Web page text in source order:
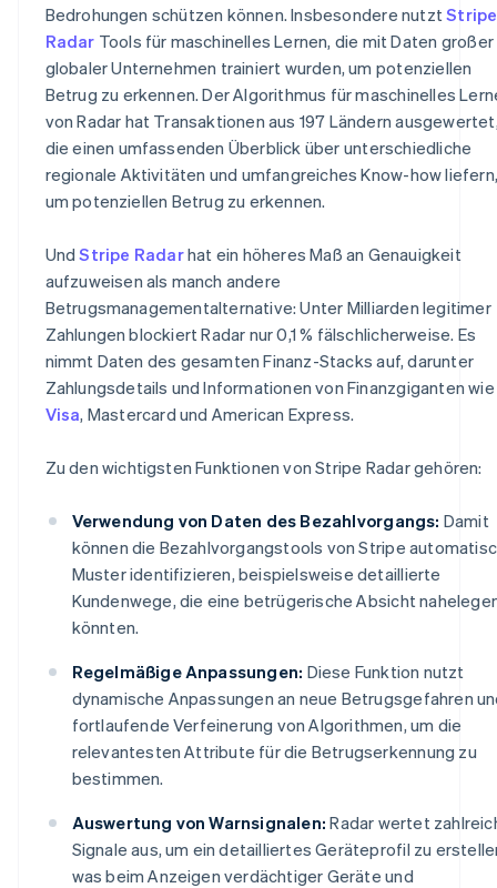
Bedrohungen schützen können. Insbesondere nutztStripe
Radar Tools für maschinelles Lernen, die mit Daten großer
globaler Unternehmen trainiert wurden, um potenziellen
Betrug zu erkennen. Der Algorithmus für maschinelles
von Radar hat Transaktionen aus 197 Ländern
die einen umfassenden Überblick über unterschiedliche
regionale Aktivitäten und umfangreiches Know-how liefern,
um potenziellen Betrug zu erkennen.
UndStripe Radarhat ein höheres Maß an Genauigkeit
aufzuweisen als manch andere
Betrugsmanagementalternative: Unter Milliarden legitimer
Zahlungen blockiert Radar nur 0,1 % fälschlicherweise. Es
nimmt Daten des gesamten Finanz-Stacks auf, darunter
Zahlungsdetails und Informationen von Finanzgiganten wie
Visa, Mastercard und American Express.
Zu den wichtigsten Funktionen von Stripe Radar gehören:
Verwendung von Daten des Bezahlvorgangs: Damit
können die Bezahlvorgangstools von Stripe
Muster identifizieren, beispielsweise detaillierte
Kundenwege, die eine betrügerische Absicht
könnten.
Regelmäßige Anpassungen: Diese Funktion nutzt
dynamische Anpassungen an neue Betrugsgefahren
fortlaufende Verfeinerung von Algorithmen, um die
relevantesten Attribute für die Betrugserkennung zu
bestimmen.
Auswertung von Warnsignalen: Radar wertet
Signale aus, um ein detailliertes Geräteprofil zu
was beim Anzeigen verdächtiger Geräte und